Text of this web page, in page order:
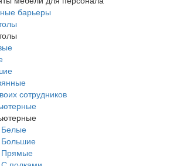
барьеры
сотрудников
Белые
Большие
Прямые